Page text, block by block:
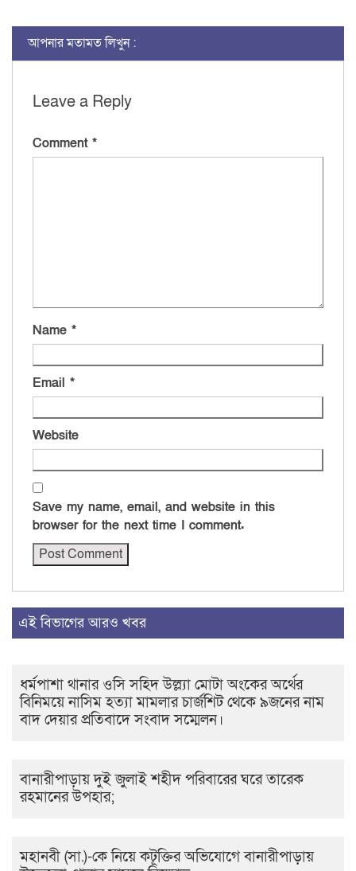
আপনার মতামত লিখুন :
Leave a Reply
Comment *
Name *
Email *
Website
Save my name, email, and website in this
browser for the next time I comment.
এই বিভাগের আরও খবর
ধর্মপাশা থানার ওসি সহিদ উল্ল্যা মোটা অংকের অর্থের
বিনিময়ে নাসিম হত্যা মামলার চার্জশিট থেকে ৯জনের নাম
বাদ দেয়ার প্রতিবাদে সংবাদ সম্মেলন।
বানারীপাড়ায় দুই জুলাই শহীদ পরিবারের ঘরে তারেক
রহমানের উপহার;
মহানবী (সা.)-কে নিয়ে কটূক্তির অভিযোগে বানারীপাড়ায়